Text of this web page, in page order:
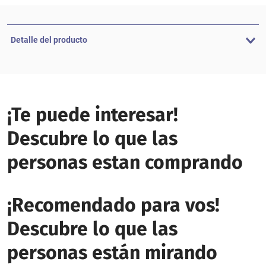
Detalle del producto
¡Te puede interesar!
Descubre lo que las
personas estan comprando
¡Recomendado para vos!
Descubre lo que las
personas están mirando